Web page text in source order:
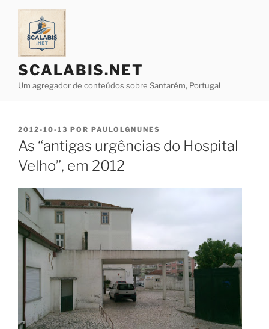
Saltar
conteúdo
SCALABIS.NET
Um agregador de conteúdos sobre Santarém, Portugal
PUBLICADO
EM
2012-10-13 POR PAULOLGNUNES
As “antigas urgências do Hospital
Velho”, em 2012